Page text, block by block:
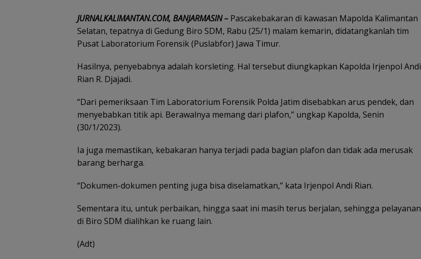
JURNALKALIMANTAN.COM, BANJARMASIN – Pascakebakaran di kawasan Mapolda Kalimantan
Selatan, tepatnya di Gedung Biro SDM, Rabu (25/1) malam kemarin, didatangkanlah tim
Pusat Laboratorium Forensik (Puslabfor) Jawa Timur.
Hasilnya, penyebabnya adalah korsleting. Hal tersebut diungkapkan Kapolda Irjenpol Andi
Rian R. Djajadi.
“Dari pemeriksaan Tim Laboratorium Forensik Polda Jatim disebabkan arus pendek, dan
menyebabkan titik api. Berawalnya memang dari plafon,” ungkap Kapolda, Senin
(30/1/2023).
Ia juga memastikan, kebakaran hanya terjadi pada bagian plafon dan tidak ada merusak
barang berharga.
“Dokumen-dokumen penting juga bisa diselamatkan,” kata Irjenpol Andi Rian.
Sementara itu, untuk perbaikan, hingga saat ini masih terus berjalan, sehingga pelayanan
di Biro SDM dialihkan ke ruang lain.
(Adt)